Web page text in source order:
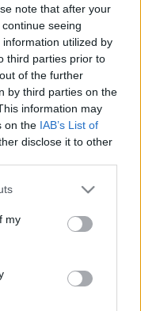
note that after your
seeing
utilized by
third parties prior to
of the further
by third parties on the
information may
on the IAB’s List of
disclose it to other
one or more Google
You may click to
third-party tags to
in below Google
my
Bajnokom,
a
köszönhetem,
mesterről, a
el.
önzetlenség – ezek